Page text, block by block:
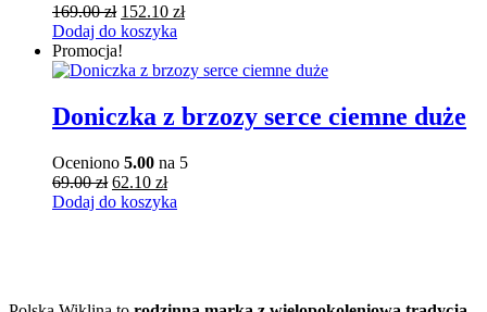
169.00zł Pierwotna
cena
wynosiła:
169.00 zł.
152.10 złAktualna
152.10 zł.
Dodaj do koszyka
Promocja!
Doniczka z brzozy serce ciemne duże
Oceniono 5.00 na 5
69.00zł Pierwotna
cena
62.10 złAktualna
cena
Dodaj do koszyka